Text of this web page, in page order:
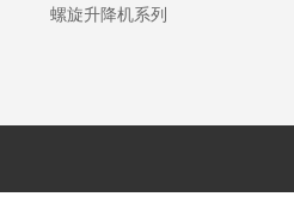
螺旋升降机系列